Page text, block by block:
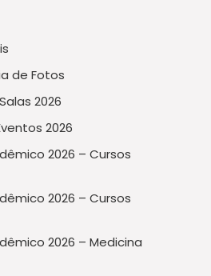
de Fotos
2026
2026
2026 – Cursos
2026 – Cursos
2026 – Medicina